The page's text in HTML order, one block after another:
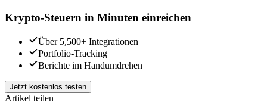
Krypto-Steuern in Minuten einreichen
Über 5,500+ Integrationen
Portfolio-Tracking
Berichte im Handumdrehen
Jetzt kostenlos testen
Artikel teilen